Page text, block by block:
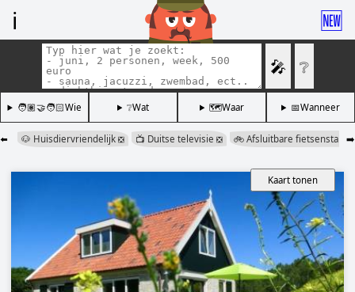
ℹ️ 🆕
🎤 ❔
🧑🏽‍🤝‍🧑🏻Wie ❔Wat 🗺️Waar 📅Wanneer
⬅️ ➡️
🐶 Huisdiervriendelijk ❎ 📺 Duitse televisie ❎ 🚲 Afsluitbare
Kaart tonen